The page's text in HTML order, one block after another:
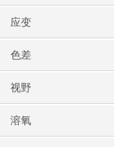
应变
色差
视野
溶氧